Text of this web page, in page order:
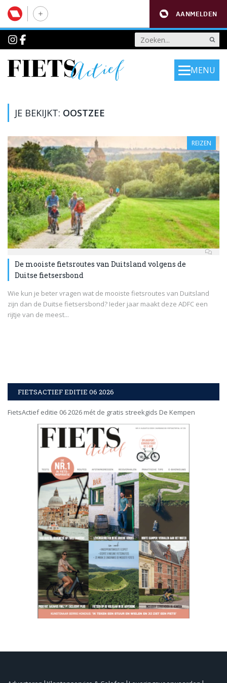
AANMELDEN
MENU
JE BEKIJKT: OOSTZEE
REIZEN
De mooiste fietsroutes van Duitsland volgens de
Duitse fietsersbond
Wie kun je beter vragen wat de mooiste fietsroutes van Duitsland
zijn dan de Duitse fietsersbond? Ieder jaar maakt deze ADFC een
rijtje van de meest...
FIETSACTIEF EDITIE 06 2026
FietsActief editie 06 2026 mét de gratis streekgids De Kempen